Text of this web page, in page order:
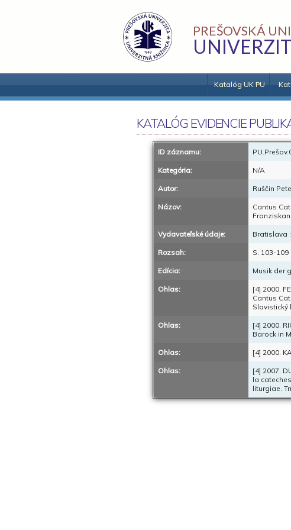
PREŠOVSKÁ
Katalóg UK PU
KATALÓG EVIDENCIE
ID záznamu:
Kategória: N/A
Autor: Ruščin
Názov:
Cantus
Vydavateľské údaje: Bratislava
Rozsah: S. 103-109
Edícia: Musik der
Ohlas:
[4] 2000.
Cantus
Slavistický
Ohlas:
[4] 2000.
Barock in
Ohlas: [4] 2000.
Ohlas:
[4] 2007.
la
liturgiae.